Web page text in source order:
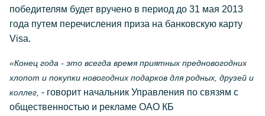
победителям будет вручено в период до 31 мая 2013
года путем перечисления приза на банковскую карту
Visa.
«Конец года - это всегда время приятных предновогодних
хлопот и покупки новогодних подарков для родных, друзей и
коллег, - говорит начальник Управления по связям с
общественностью и рекламе ОАО КБ